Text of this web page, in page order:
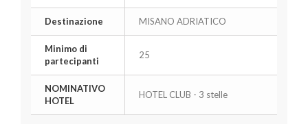
Destinazione MISANO ADRIATICO
Minimo di
partecipanti
25
NOMINATIVO
HOTEL
HOTEL CLUB - 3 stelle